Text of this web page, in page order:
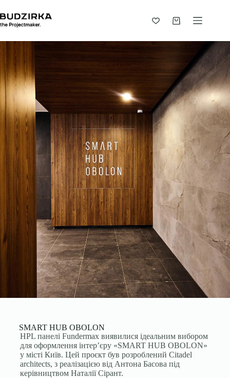
SMART HUB OBOLON
HPL панелі Fundermax виявилися ідеальним вибором
для оформлення інтер’єру «SMART HUB OBOLON»
у місті Київ. Цей проєкт був розроблений Citadel
architects, з реалізацією від Антона Басова під
керівництвом Наталії Сірант.